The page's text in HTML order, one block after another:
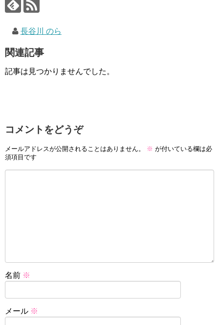
長谷川 のら
関連記事
記事は見つかりませんでした。
コメントをどうぞ
メールアドレスが公開されることはありません。 ※ が付いている欄は必
須項目です
名前 ※
メール ※